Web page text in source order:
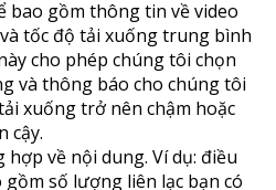
bao gồm thông tin về video
tốc độ tải xuống trung bình
cho phép chúng tôi chọn
và thông báo cho chúng tôi
xuống trở nên chậm hoặc
cậy.
về nội dung. Ví dụ: điều
gồm số lượng liên lạc bạn có